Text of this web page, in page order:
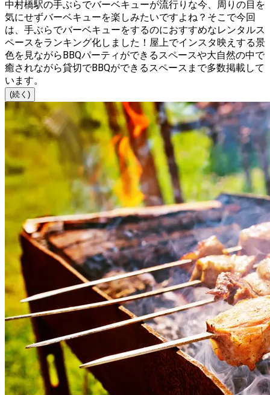
中村橋駅の手ぶらでバーベキューが流行りな今、周りの目を
気にせずバーベキューを楽しみたいですよね？そこで今回
は、手ぶらでバーベキューをするのにおすすめなレンタルス
ペースをランキング化しました！屋上でインスタ映えする景
色を見ながらBBQパーティができるスペースや大自然の中で
癒されながら貸切でBBQができるスペースまで多数掲載して
います。
(続く)